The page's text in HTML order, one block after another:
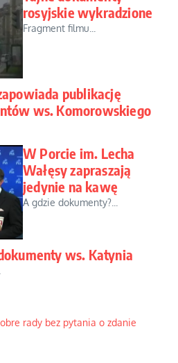
rosyjskie wykradzione
Fragment filmu...
publikację
ws. Komorowskiego
W Porcie im. Lecha
Wałęsy zapraszają
jedynie na kawę
A gdzie dokumenty?...
ws. Katynia
rady bez pytania o zdanie